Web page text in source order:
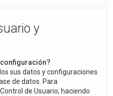
y
sus datos y configuraciones
de datos. Para
de Usuario; haciendo